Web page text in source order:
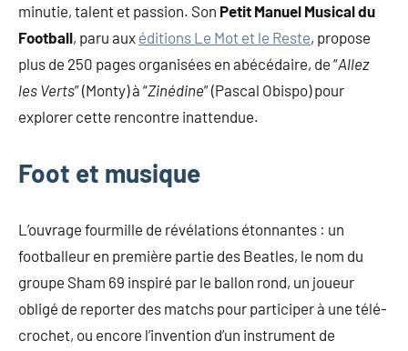
minutie, talent et passion. Son Petit Manuel Musical du
Football, paru aux éditions Le Mot et le Reste, propose
plus de 250 pages organisées en abécédaire, de “Allez
les Verts” (Monty) à “Zinédine” (Pascal Obispo) pour
explorer cette rencontre inattendue.
Foot et musique
L’ouvrage fourmille de révélations étonnantes : un
footballeur en première partie des Beatles, le nom du
groupe Sham 69 inspiré par le ballon rond, un joueur
obligé de reporter des matchs pour participer à une télé-
crochet, ou encore l’invention d’un instrument de